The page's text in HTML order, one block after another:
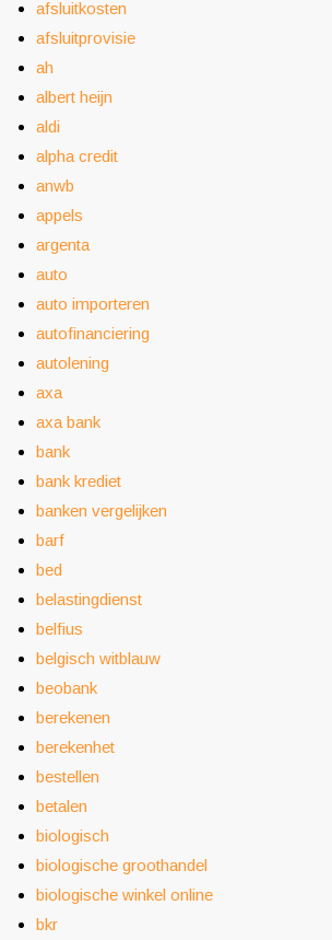
afsluitkosten
afsluitprovisie
ah
albert heijn
aldi
alpha credit
anwb
appels
argenta
auto
auto importeren
autofinanciering
autolening
axa
axa bank
bank
bank krediet
banken vergelijken
barf
bed
belastingdienst
belfius
belgisch witblauw
beobank
berekenen
berekenhet
bestellen
betalen
biologisch
biologische groothandel
biologische winkel online
bkr